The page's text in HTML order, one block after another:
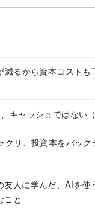
減るから資本コストも
キャッシュではない（
クリ、投資本をバック
友人に学んだ、AIを使
こと